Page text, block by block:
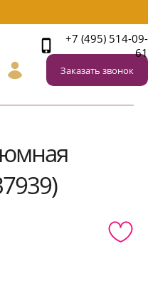
+7 (495) 514-09-
61
Заказать звонок